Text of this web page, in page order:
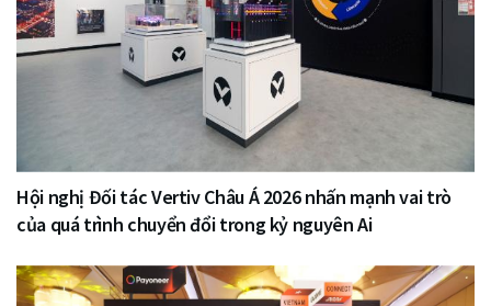
Hội nghị Đối tác Vertiv Châu Á 2026 nhấn mạnh vai trò
của quá trình chuyển đổi trong kỷ nguyên Ai